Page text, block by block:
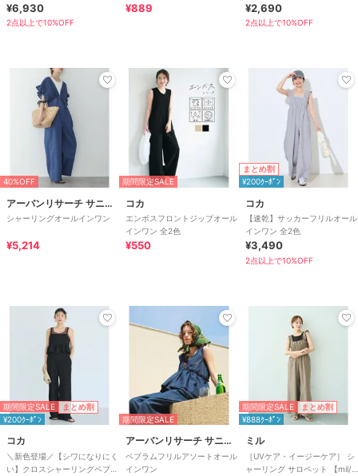
ンガム 【mil(ミル)】
¥6,930
2点以上で10%OFF
オールインワン 全2色
¥889
グフリルオールインワン 全2色
¥2,690
2点以上で10%OFF
40%OFF
アーバンリサーチ サニーレーベル
シャーリングオールインワン
¥5,214
期間限定SALE
コカ
エンボスフロントジップオール
インワン 全2色
¥550
まとめ割
¥200ｸｰﾎﾟﾝ
コカ
【速乾】サッカーフリルオール
インワン 全2色
¥3,490
2点以上で10%OFF
期間限定SALE まとめ割
¥200ｸｰﾎﾟﾝ
コカ
＼新色登場／【シワになりにく
い】クロスシャーリングペプラ
期間限定SALE
アーバンリサーチ サニーレーベル
ペプラムフリルアソートオール
インワン
期間限定SALE まとめ割
¥888ｸｰﾎﾟﾝ
ミル
［UVケア・イージーケア］ シ
ャーリング サロペット 【mil/